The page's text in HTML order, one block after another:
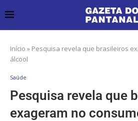
Início » Pesquisa revela que brasileiros
álcool
Saúde
Pesquisa revela que
exageram no